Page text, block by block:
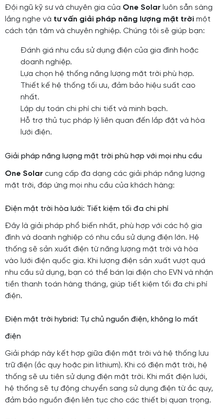
Đội ngũ kỹ sư và chuyên gia của One Solar luôn sẵn sàng
lắng nghe và tư vấn giải pháp năng lượng mặt trời một
cách tận tâm và chuyên nghiệp. Chúng tôi sẽ giúp bạn:
Đánh giá nhu cầu sử dụng điện của gia đình hoặc
doanh nghiệp.
Lựa chọn hệ thống năng lượng mặt trời phù hợp.
Thiết kế hệ thống tối ưu, đảm bảo hiệu suất cao
nhất.
Lập dự toán chi phí chi tiết và minh bạch.
Hỗ trợ thủ tục pháp lý liên quan đến lắp đặt và hòa
lưới điện.
Giải pháp năng lượng mặt trời phù hợp với mọi nhu cầu
One Solar cung cấp đa dạng các giải pháp năng lượng
mặt trời, đáp ứng mọi nhu cầu của khách hàng:
Điện mặt trời hòa lưới: Tiết kiệm tối đa chi phí
Đây là giải pháp phổ biến nhất, phù hợp với các hộ gia
đình và doanh nghiệp có nhu cầu sử dụng điện lớn. Hệ
thống sẽ sản xuất điện từ năng lượng mặt trời và hòa
vào lưới điện quốc gia. Khi lượng điện sản xuất vượt quá
nhu cầu sử dụng, bạn có thể bán lại điện cho EVN và nhận
tiền thanh toán hàng tháng, giúp tiết kiệm tối đa chi phí
điện.
Điện mặt trời hybrid: Tự chủ nguồn điện, không lo mất
điện
Giải pháp này kết hợp giữa điện mặt trời và hệ thống lưu
trữ điện (ắc quy hoặc pin lithium). Khi có điện mặt trời, hệ
thống sẽ ưu tiên sử dụng điện mặt trời. Khi mất điện lưới,
hệ thống sẽ tự động chuyển sang sử dụng điện từ ắc quy,
đảm bảo nguồn điện liên tục cho các thiết bị quan trọng.